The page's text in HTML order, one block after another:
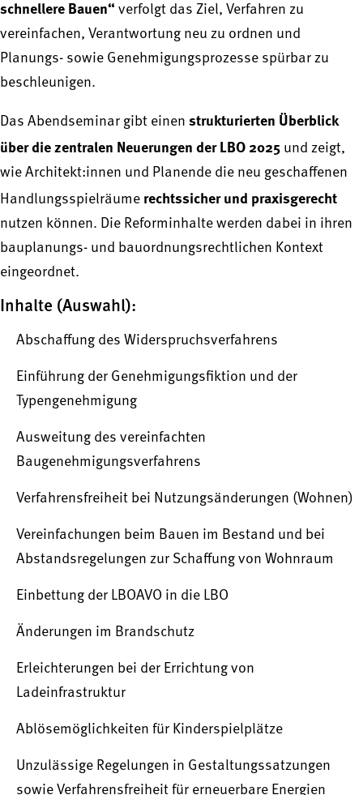
schnellere Bauen“ verfolgt das Ziel, Verfahren zu
vereinfachen, Verantwortung neu zu ordnen und
Planungs- sowie Genehmigungsprozesse spürbar zu
beschleunigen.
Das Abendseminar gibt einen strukturierten Überblick
über die zentralen Neuerungen der LBO 2025 und zeigt,
wie Architekt:innen und Planende die neu geschaffenen
Handlungsspielräume rechtssicher und praxisgerecht
nutzen können. Die Reforminhalte werden dabei in ihren
bauplanungs- und bauordnungsrechtlichen Kontext
eingeordnet.
Inhalte (Auswahl):
Abschaffung des Widerspruchsverfahrens
Einführung der Genehmigungsfiktion und der
Typengenehmigung
Ausweitung des vereinfachten
Baugenehmigungsverfahrens
Verfahrensfreiheit bei Nutzungsänderungen (Wohnen)
Vereinfachungen beim Bauen im Bestand und bei
Abstandsregelungen zur Schaffung von Wohnraum
Einbettung der LBOAVO in die LBO
Änderungen im Brandschutz
Erleichterungen bei der Errichtung von
Ladeinfrastruktur
Ablösemöglichkeiten für Kinderspielplätze
Unzulässige Regelungen in Gestaltungssatzungen
sowie Verfahrensfreiheit für erneuerbare Energien